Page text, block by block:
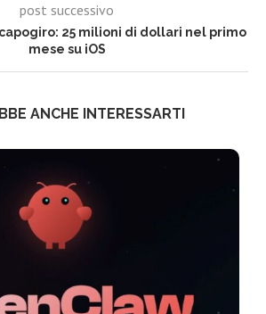
post successivo
25 milioni di dollari nel primo
mese su iOS
ANCHE INTERESSARTI